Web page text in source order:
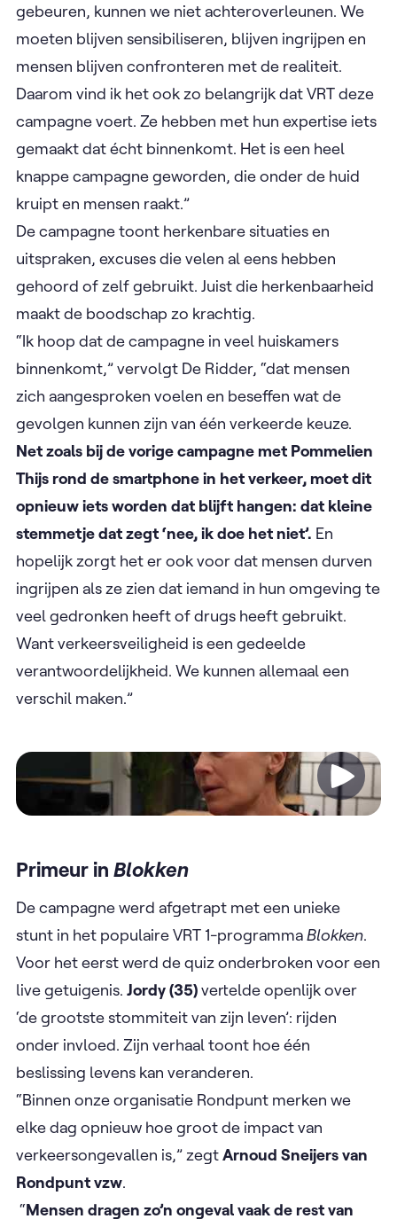
gebeuren, kunnen we niet achteroverleunen. We
moeten blijven sensibiliseren, blijven ingrijpen en
mensen blijven confronteren met de realiteit.
Daarom vind ik het ook zo belangrijk dat VRT deze
campagne voert. Ze hebben met hun expertise iets
gemaakt dat écht binnenkomt. Het is een heel
knappe campagne geworden, die onder de huid
kruipt en mensen raakt.”
De campagne toont herkenbare situaties en
uitspraken, excuses die velen al eens hebben
gehoord of zelf gebruikt. Juist die herkenbaarheid
maakt de boodschap zo krachtig.
“Ik hoop dat de campagne in veel huiskamers
binnenkomt,” vervolgt De Ridder, “dat mensen
zich aangesproken voelen en beseffen wat de
gevolgen kunnen zijn van één verkeerde keuze.
Net zoals bij de vorige campagne met Pommelien
Thijs rond de smartphone in het verkeer, moet dit
opnieuw iets worden dat blijft hangen: dat kleine
stemmetje dat zegt ‘nee, ik doe het niet’. En
hopelijk zorgt het er ook voor dat mensen durven
ingrijpen als ze zien dat iemand in hun omgeving te
veel gedronken heeft of drugs heeft gebruikt.
Want verkeersveiligheid is een gedeelde
verantwoordelijkheid. We kunnen allemaal een
verschil maken.”
Video
Primeur in Blokken
De campagne werd afgetrapt met een unieke
stunt in het populaire VRT 1-programmaBlokken.
Voor het eerst werd de quiz onderbroken voor een
live getuigenis. Jordy (35)vertelde openlijk over
‘de grootste stommiteit van zijn leven’: rijden
onder invloed. Zijn verhaal toont hoe één
beslissing levens kan veranderen.
“Binnen onze organisatie Rondpunt merken we
elke dag opnieuw hoe groot de impact van
verkeersongevallen is,” zegtArnoud Sneijersvan
Rondpunt vzw.
“Mensen dragen zo’n ongeval vaak de rest van